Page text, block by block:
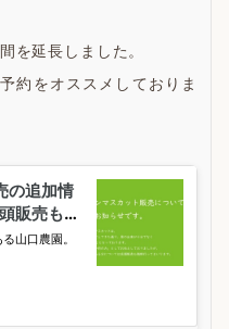
を延長しました。
約をオススメしておりま